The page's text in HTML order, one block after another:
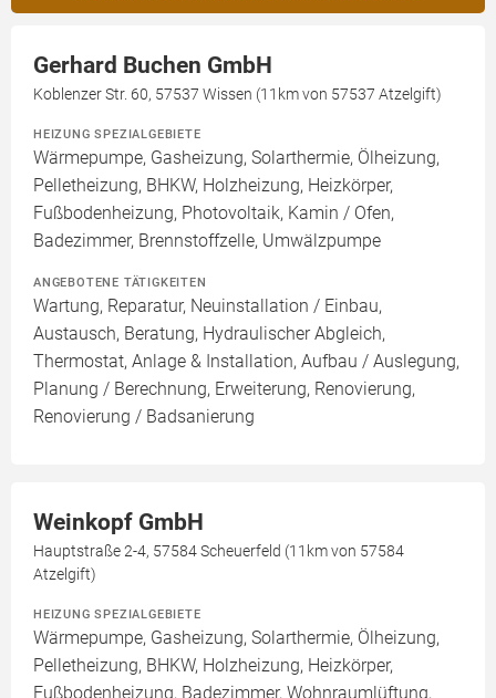
Gerhard Buchen GmbH
Koblenzer Str. 60, 57537 Wissen (11km von 57537 Atzelgift)
HEIZUNG SPEZIALGEBIETE
Wärmepumpe, Gasheizung, Solarthermie, Ölheizung,
Pelletheizung, BHKW, Holzheizung, Heizkörper,
Fußbodenheizung, Photovoltaik, Kamin / Ofen,
Badezimmer, Brennstoffzelle, Umwälzpumpe
ANGEBOTENE TÄTIGKEITEN
Wartung, Reparatur, Neuinstallation / Einbau,
Austausch, Beratung, Hydraulischer Abgleich,
Thermostat, Anlage & Installation, Aufbau / Auslegung,
Planung / Berechnung, Erweiterung, Renovierung,
Renovierung / Badsanierung
Weinkopf GmbH
Hauptstraße 2-4, 57584 Scheuerfeld (11km von 57584
Atzelgift)
HEIZUNG SPEZIALGEBIETE
Wärmepumpe, Gasheizung, Solarthermie, Ölheizung,
Pelletheizung, BHKW, Holzheizung, Heizkörper,
Fußbodenheizung, Badezimmer, Wohnraumlüftung,